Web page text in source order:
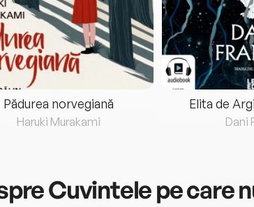
Pădurea norvegiană
Haruki Murakami
Elita de
Dani
Cuvintele pe care